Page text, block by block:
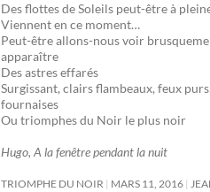
Des flottes de Soleils peut-être à
Viennent en ce moment…
Peut-être allons-nous voir
apparaître
Des astres effarés
Surgissant, clairs flambeaux, feux
fournaises
Ou triomphes du Noir le plus noir
Hugo, A la fenêtre pendant la nuit
TRIOMPHE DU NOIR MARS 11, 2016